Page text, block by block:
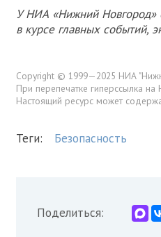
У НИА «Нижний Новгород»
в курсе главных событий,
Copyright © 1999—2025 НИА
При перепечатке гиперссылка
Настоящий ресурс может
Теги: Безопасность
Поделиться: